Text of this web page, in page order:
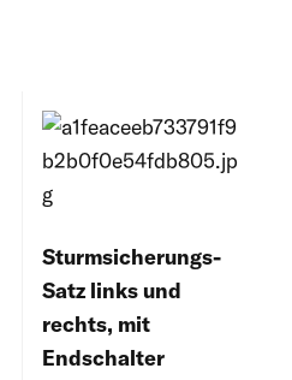
Sturmsicherungs-
Satz links und
rechts, mit
Endschalter